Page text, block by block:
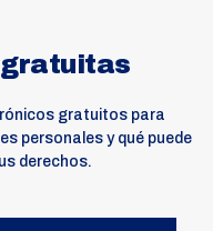
gratuitos para
personales y qué puede
derechos.